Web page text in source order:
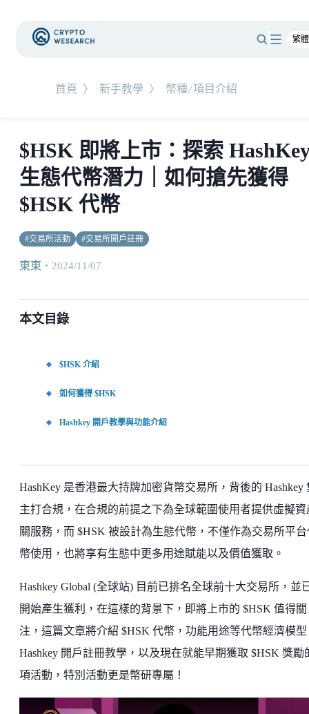
首頁 〉 新手教學 〉 幣種/項目介紹
$HSK 即將上市：探索
生態代幣潛力｜如何搶先獲得
$HSK 代幣
#交易所活動 #交易所開戶註冊
東東 ・ 2024/11/07
本文目錄
$HSK 介紹
如何獲得 $HSK
Hashkey 開戶教學與功能介紹
HashKey 是香港最大持牌加密貨幣交易所，背後的 Hashkey
主打合規，在合規的前提之下為全球範圍使用者提供虛擬資
關服務，而 $HSK 被設計為生態代幣，不僅作為交易所平台
幣使用，也將享有生態中更多用途賦能以及價值獲取。
Hashkey Global (全球站) 目前已排名全球前十大交易所，並
開始產生獲利，在這樣的背景下，即將上市的 $HSK 值得關
注，這篇文章將介紹 $HSK 代幣，功能用途等代幣經濟模型
Hashkey 開戶註冊教學，以及現在就能早期獲取 $HSK 獎勵
項活動，特別活動更是幣研專屬！